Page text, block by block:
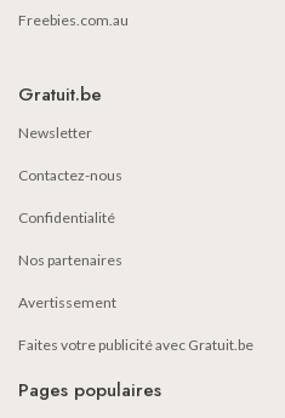
Freebies.com.au
Gratuit.be
Newsletter
Contactez-nous
Confidentialité
Nos partenaires
Avertissement
Faites votre publicité avec Gratuit.be
Pages populaires